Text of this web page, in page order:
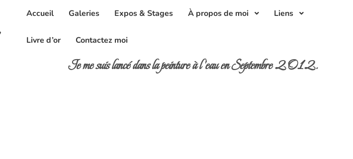
Accueil Galeries Expos & Stages À propos de moi Liens
Livre d’or Contactez moi
Je me suis lancé dans la peinture à l'eau en Septembre 2012.